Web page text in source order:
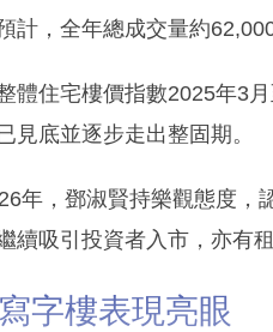
計，全年總成交量約
體住宅樓價指數2025年3
見底並逐步走出整固期。
年，鄧淑賢持樂觀態度，
續吸引投資者入市，亦有
字樓表現亮眼